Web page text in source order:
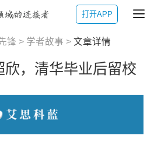
打开APP
锋 > 学者故事 > 文章详情
欣，清华毕业后留校